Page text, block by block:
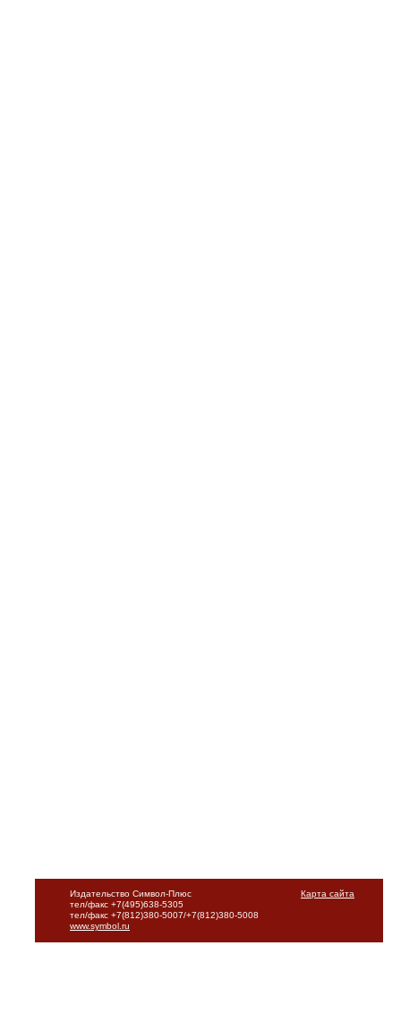
Карта сайта
Издательство Символ-Плюс
тел/факс +7(495)638-5305
тел/факс +7(812)380-5007/+7(812)380-5008
www.symbol.ru